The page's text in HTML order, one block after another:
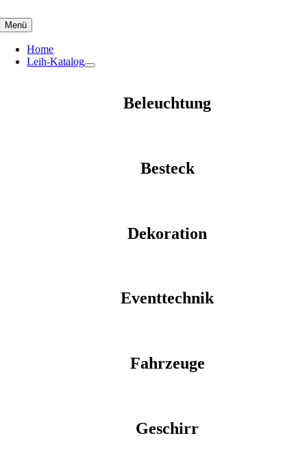
to
content
Menü
Home
Leih-Katalog
Beleuchtung
Besteck
Dekoration
Eventtechnik
Fahrzeuge
Geschirr